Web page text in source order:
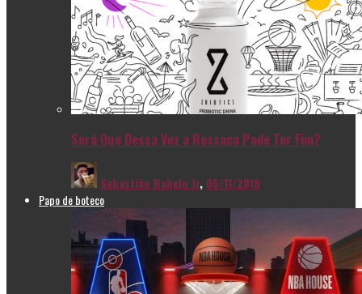
Será Que Dessa Vez a Ressaca Pode Ter Fim?
Sebastião Rabelo Jr, 06/11/2019
Papo de boteco